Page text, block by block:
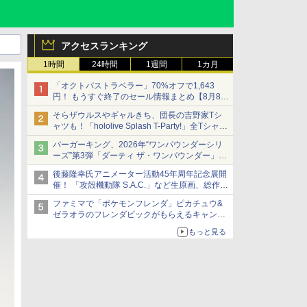
アクセスランキング
1時間 24時間 1週間 1カ月
「オクトパストラベラー」70%オフで1,643
円！ もうすぐ終了のセール情報まとめ【8月8日
更新】
ニンテンドーeショップでは「大神 絶景版」が
67%オフで990円
そらザウルスやギャルきち、団長の吉野家Tシ
ャツも！「hololive Splash T-Party!」全Tシャツ
ラインナップ公開＆オンライン販売開始
バーガーキング、2026年“ワンパウンダーシリ
ーズ”第3弾「ダーティ ザ・ワンパウンダー」を
8月7日発売
「特製ガーリックマヨソース」を使用した超大
型チーズバーガー
後藤隆幸氏アニメーター活動45年周年記念展開
催！ 「攻殻機動隊 S.A.C.」など生原画、総作画
監督修正が展示
ファミマで「ポケモンフレンダ」ピカチュウ&
ゼラオラのフレンダピックがもらえるキャンペ
もっと見る